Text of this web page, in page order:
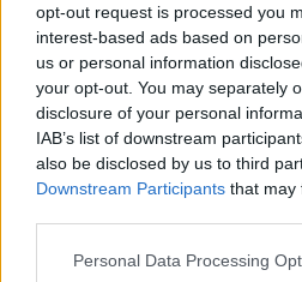
opt-out request is processed you
interest-based ads based on
us or personal information
your opt-out. You may separately
disclosure of your personal
IAB’s list of downstream
also be disclosed by us to third
Downstream Participants that may
Please note that this website/app
Personal Data Processing
Bulvár
Koltai Róbert kitálalt Andy
voltak a viták
Olyan kultikus filmeken
miniszter félrelép, vagy a Sose